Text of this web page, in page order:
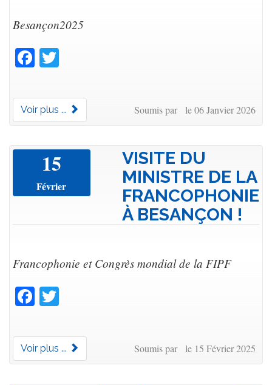
Besançon2025
Facebook
Voir plus ... Soumis par le 06 Janvier 2026
15
Février
VISITE DU
MINISTRE DE LA
FRANCOPHONIE
À BESANÇON !
Francophonie et Congrès mondial de la FIPF
Facebook
Voir plus ... Soumis par le 15 Février 2025